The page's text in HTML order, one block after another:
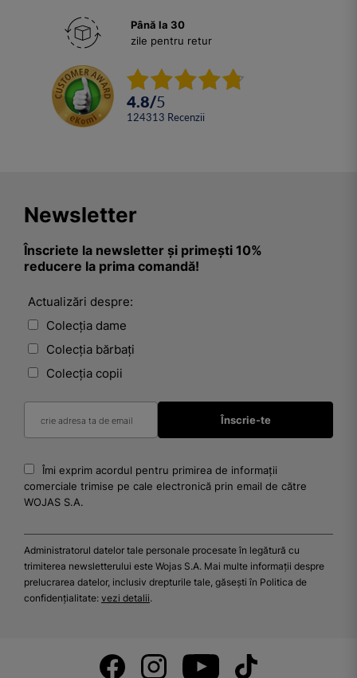
Până la 30
zile pentru retur
4.8/5
124313 Recenzii
Newsletter
Înscriete la newsletter și primești 10%
reducere la prima comandă!
Actualizări despre:
Colecția dame
Colecția bărbați
Colecția copii
Îmi exprim acordul pentru primirea de informații
comerciale trimise pe cale electronică prin email de către
WOJAS S.A.
Administratorul datelor tale personale procesate în legătură cu
trimiterea newsletterului este Wojas S.A. Mai multe informații despre
prelucrarea datelor, inclusiv drepturile tale, găsești în Politica de
confidențialitate: vezi detalii.